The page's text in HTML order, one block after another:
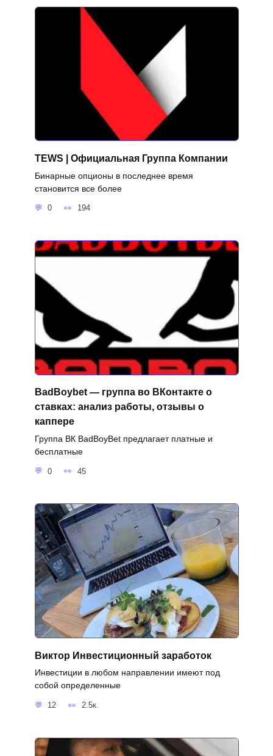
TEWS | Официальная Группа Компании
Бинарные опционы в последнее время
становится все более
0 194
BadBoybet — группа во ВКонтакте о
ставках: анализ работы, отзывы о
каппере
Группа ВК BadBoyBet предлагает платные и
бесплатные
0 45
Виктор Инвестиционный заработок
Инвестиции в любом направлении имеют под
собой определенные
12 2.5к.